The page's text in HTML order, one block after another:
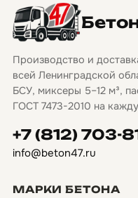
Производство и
всей Ленинградской
БСУ, миксеры 5–12 м³,
ГОСТ 7473-2010 на
+7 (812) 703-
info@beton47.ru
МАРКИ БЕТОНА